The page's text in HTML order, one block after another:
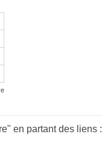
en partant des liens :